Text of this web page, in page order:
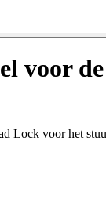
voor
Lock voor het